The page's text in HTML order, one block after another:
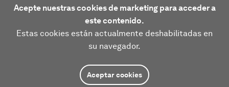
Acepte nuestras cookies de marketing para acceder a
este contenido.
Estas cookies están actualmente deshabilitadas en
su navegador.
Aceptar cookies